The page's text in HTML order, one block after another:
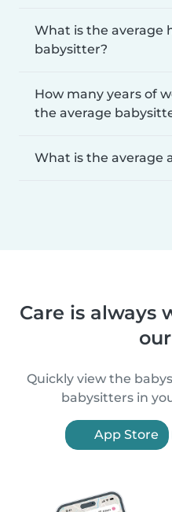
What is the average
babysitter?
How many years of
the average
What is the average
Care is always
Quickly view the
babysitters in
App Store